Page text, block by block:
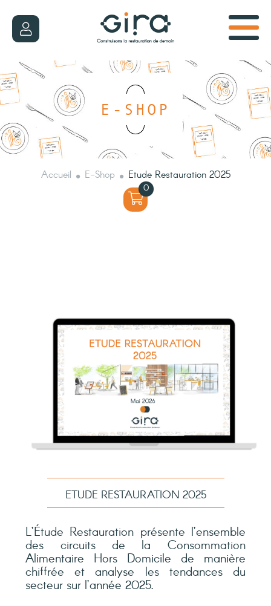
E-SHOP
Accueil E-Shop Etude Restauration 2025
0
ETUDE RESTAURATION 2025
L’Étude Restauration présente l’ensemble
des circuits de la Consommation
Alimentaire Hors Domicile de manière
chiffrée et analyse les tendances du
secteur sur l’année 2025.